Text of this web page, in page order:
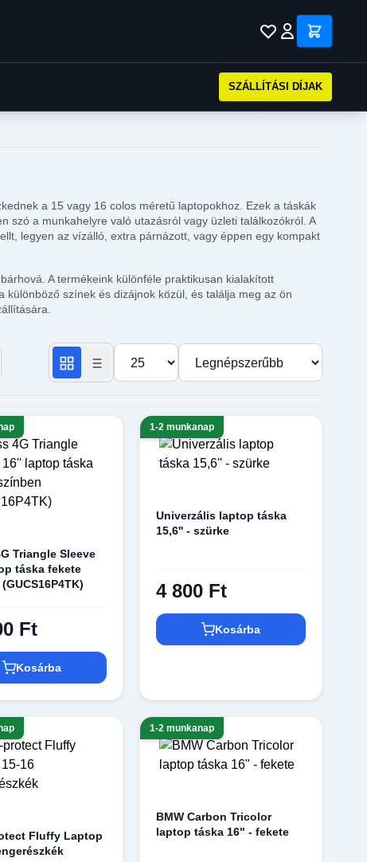
SZÁLLÍTÁSI DÍJAK
a 15 vagy 16 colos méretű laptopokhoz. Ezek a táskák
szó a munkahelyre való utazásról vagy üzleti találkozókról. A
legyen az vízálló, extra párnázott, vagy éppen egy kompakt
A termékeink különféle praktikusan kialakított
színek és dizájnok közül, és találja meg az ön
Termékek száma oldalanként
Rendezés
Triangle Sleeve
táska fekete
Ft
Kosárba
1-2 munkanap
Univerzális laptop táska
15,6'' - szürke
4 800 Ft
Kosárba
Fluffy Laptop
1-2 munkanap
BMW Carbon Tricolor
laptop táska 16" - fekete